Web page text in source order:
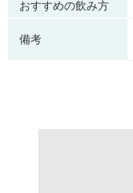
おすすめの飲み方
備考